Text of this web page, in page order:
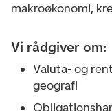
makroøkonomi,
Vi rådgiver om:
Valuta- og
geografi